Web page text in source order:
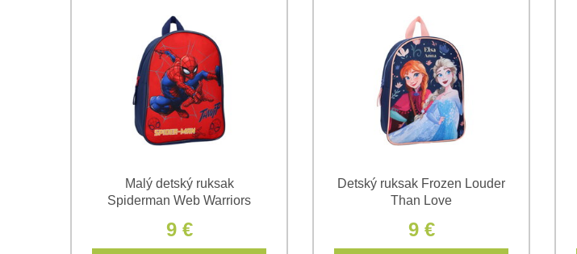
Malý detský ruksak
Spiderman Web Warriors
9 €
Detský ruksak Frozen Louder
Than Love
9 €